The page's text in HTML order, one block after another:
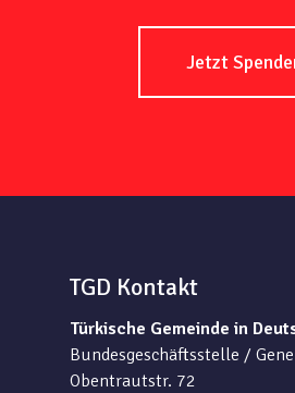
Jetzt
TGD Kontakt
Türkische Gemeinde in
Bundesgeschäftsstelle /
Obentrautstr. 72